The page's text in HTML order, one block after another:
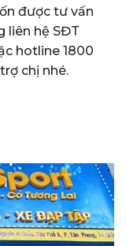
được tư vấn
liên hệ SĐT
hotline 1800
chị nhé.